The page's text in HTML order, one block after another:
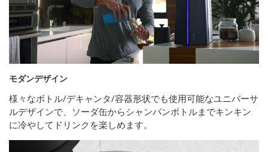
モダンデザイン
様々なボトル/デキャンタ/容器形状でも使用可能なユニバーサ
ルデザインで、ソーダ缶からシャンパンボトルまでキンキン
に冷やしてドリンクを楽しめます。